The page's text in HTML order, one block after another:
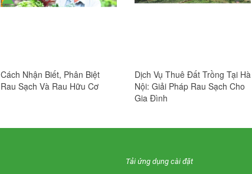
Cách Nhận Biết, Phân Biệt
Rau Sạch Và Rau Hữu Cơ
Dịch Vụ Thuê Đất Trồng Tại Hà
Nội: Giải Pháp Rau Sạch Cho
Gia Đình
Tải ứng dụng cài đặt